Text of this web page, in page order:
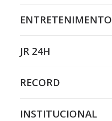
ENTRETENIMENTO
JR 24H
RECORD
INSTITUCIONAL